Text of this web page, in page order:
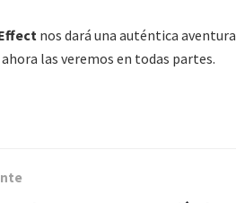
nos dará una auténtica aventura
las veremos en todas partes.